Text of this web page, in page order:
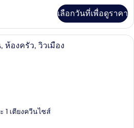
เลือกวันที่เพื่อดูราคา
ห้องแฟมิลี่สวีท, 2 ห้องนอน, ห้องครัว,
องครัว, วิวเมือง
1 เตียงควีนไซส์